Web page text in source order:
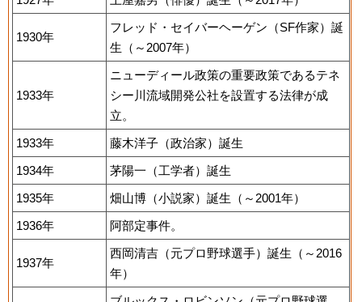
1930年
フレッド・セイバーヘーゲン（SF作家）誕
生（～2007年）
1933年
ニューディール政策の重要政策であるテネ
シー川流域開発公社を設置する法律が成
立。
1933年
藤木洋子（政治家）誕生
1934年
茅陽一（工学者）誕生
1935年
畑山博（小説家）誕生（～2001年）
1936年
阿部定事件。
1937年
西岡清吉（元プロ野球選手）誕生（～2016
年）